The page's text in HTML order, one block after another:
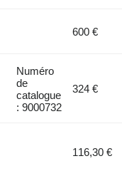
600 €
Numéro
de
catalogue
: 9000732
324 €
116,30 €